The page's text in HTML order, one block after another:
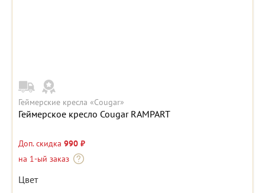
Геймерские кресла «Cougar»
Геймерское кресло Cougar RAMPART
Доп. скидка 990 ₽
на 1-ый заказ
Цвет